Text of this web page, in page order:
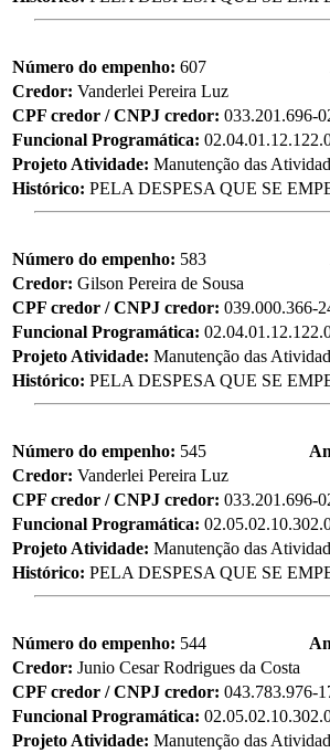
Número do empenho: 607
Credor: Vanderlei Pereira Luz
CPF credor / CNPJ credor: 033.201.696-
Funcional Programática:
Projeto Atividade: Manutenção das
Histórico: PELA DESPESA QUE SE
Número do empenho: 583
Credor: Gilson Pereira de Sousa
CPF credor / CNPJ credor: 039.000.366-
Funcional Programática:
Projeto Atividade: Manutenção das
Histórico: PELA DESPESA QUE SE
Número do empenho: 545
Credor: Vanderlei Pereira Luz
CPF credor / CNPJ credor: 033.201.696-
Funcional Programática:
Projeto Atividade: Manutenção das
Histórico: PELA DESPESA QUE SE
Número do empenho: 544
Credor: Junio Cesar Rodrigues da Costa
CPF credor / CNPJ credor: 043.783.976-
Funcional Programática:
Projeto Atividade: Manutenção das